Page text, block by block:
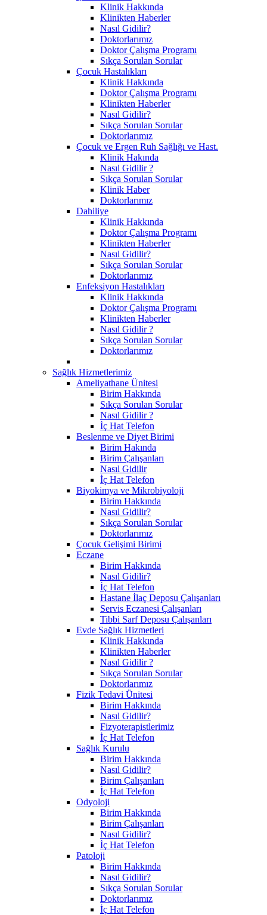
Klinik Hakkında
Klinikten Haberler
Nasıl Gidilir?
Doktorlarımız
Doktor Çalışma Programı
Sıkça Sorulan Sorular
Çocuk Hastalıkları
Klinik Hakkında
Doktor Çalışma Programı
Klinikten Haberler
Nasıl Gidilir?
Sıkça Sorulan Sorular
Doktorlarımız
Çocuk ve Ergen Ruh Sağlığı ve Hast.
Klinik Hakında
Nasıl Gidilir ?
Sıkça Sorulan Sorular
Klinik Haber
Doktorlarımız
Dahiliye
Klinik Hakkında
Doktor Çalışma Programı
Klinikten Haberler
Nasıl Gidilir?
Sıkça Sorulan Sorular
Doktorlarımız
Enfeksiyon Hastalıkları
Klinik Hakkında
Doktor Çalışma Programı
Klinikten Haberler
Nasıl Gidilir ?
Sıkça Sorulan Sorular
Doktorlarımız
Sağlık Hizmetlerimiz
Ameliyathane Ünitesi
Birim Hakkında
Sıkça Sorulan Sorular
Nasıl Gidilir ?
İç Hat Telefon
Beslenme ve Diyet Birimi
Birim Hakında
Birim Çalışanları
Nasıl Gidilir
İç Hat Telefon
Biyokimya ve Mikrobiyoloji
Birim Hakkında
Nasıl Gidilir?
Sıkça Sorulan Sorular
Doktorlarımız
Çocuk Gelişimi Birimi
Eczane
Birim Hakkında
Nasıl Gidilir?
İç Hat Telefon
Hastane İlaç Deposu Çalışanları
Servis Eczanesi Çalışanları
Tibbi Sarf Deposu Çalışanları
Evde Sağlık Hizmetleri
Klinik Hakkında
Klinikten Haberler
Nasıl Gidilir ?
Sıkça Sorulan Sorular
Doktorlarımız
Fizik Tedavi Ünitesi
Birim Hakkında
Nasıl Gidilir?
Fizyoterapistlerimiz
İç Hat Telefon
Sağlık Kurulu
Birim Hakkında
Nasıl Gidilir?
Birim Çalışanları
İç Hat Telefon
Odyoloji
Birim Hakkında
Birim Çalışanları
Nasıl Gidilir?
İç Hat Telefon
Patoloji
Birim Hakkında
Nasıl Gidilir?
Sıkça Sorulan Sorular
Doktorlarımız
İç Hat Telefon